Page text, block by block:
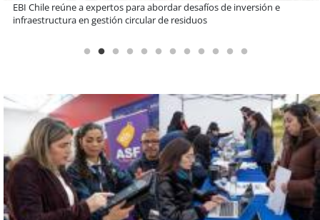
Más de 1.600 alumnos han sido parte de programa Súper Sano de
Sopraval en lo que va del año